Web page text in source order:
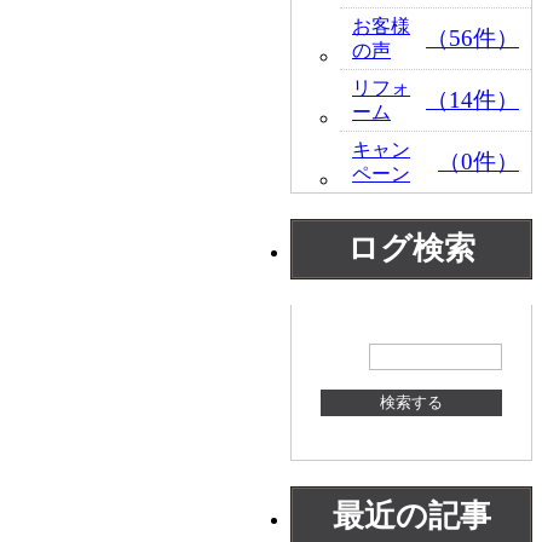
お客様
の声
（56件）
リフォ
ーム
（14件）
キャン
ペーン
（0件）
ログ検索
最近の記事